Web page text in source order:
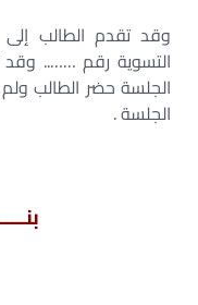
وقد تقدم الطالب
التسوية رقم ……..
الجلسة حضر الطالب
الجلسة .